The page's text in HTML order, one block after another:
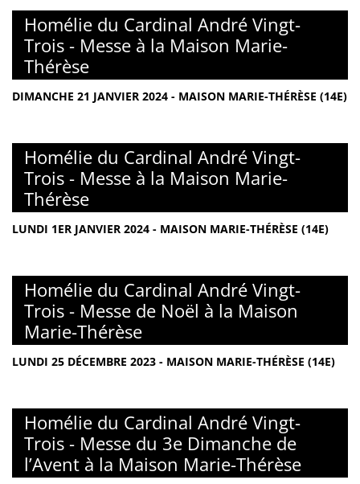
Homélie du Cardinal André Vingt-
Trois - Messe à la Maison Marie-
Thérèse
DIMANCHE 21 JANVIER 2024 - MAISON MARIE-THÉRÈSE (14E)
Homélie du Cardinal André Vingt-
Trois - Messe à la Maison Marie-
Thérèse
LUNDI 1ER JANVIER 2024 - MAISON MARIE-THÉRÈSE (14E)
Homélie du Cardinal André Vingt-
Trois - Messe de Noël à la Maison
Marie-Thérèse
LUNDI 25 DÉCEMBRE 2023 - MAISON MARIE-THÉRÈSE (14E)
Homélie du Cardinal André Vingt-
Trois - Messe du 3e Dimanche de
l’Avent à la Maison Marie-Thérèse